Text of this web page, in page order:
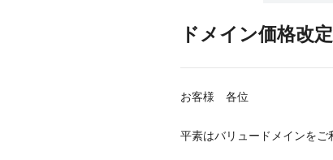
ドメイン価格改
お客様 各位
平素はバリュードメインをご